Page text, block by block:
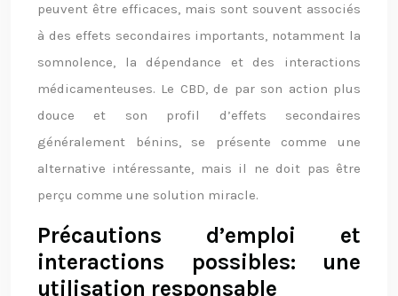
peuvent être efficaces, mais sont souvent associés
à des effets secondaires importants, notamment la
somnolence, la dépendance et des interactions
médicamenteuses. Le CBD, de par son action plus
douce et son profil d’effets secondaires
généralement bénins, se présente comme une
alternative intéressante, mais il ne doit pas être
perçu comme une solution miracle.
Précautions d’emploi et
interactions possibles: une
utilisation responsable